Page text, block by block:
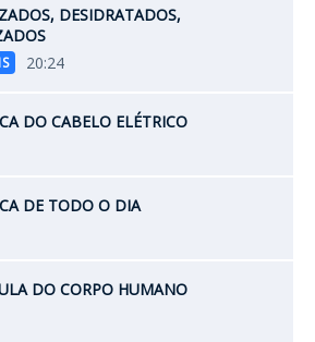
DESIDRATADOS,
20:24
DO CABELO ELÉTRICO
DE TODO O DIA
DO CORPO HUMANO